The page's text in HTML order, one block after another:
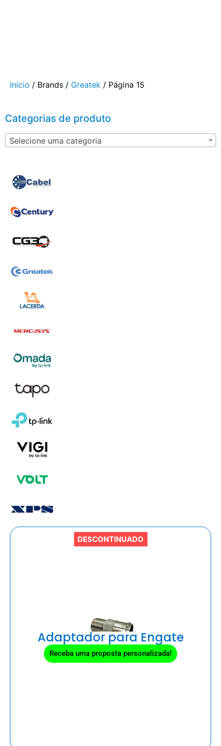
Início / Brands / Greatek / Página 15
Categorias de produto
Selecione uma categoria
DESCONTINUADO
Adaptador para Engate
Receba uma proposta personalizada!